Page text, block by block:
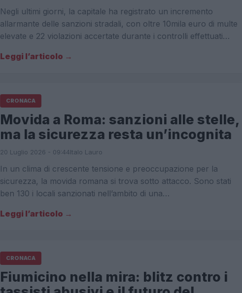
Negli ultimi giorni, la capitale ha registrato un incremento
allarmante delle sanzioni stradali, con oltre 10mila euro di multe
elevate e 22 violazioni accertate durante i controlli effettuati…
Leggi l’articolo →
CRONACA
Movida a Roma: sanzioni alle stelle,
ma la sicurezza resta un’incognita
20 Luglio 2026 - 09:44Italo Lauro
In un clima di crescente tensione e preoccupazione per la
sicurezza, la movida romana si trova sotto attacco. Sono stati
ben 130 i locali sanzionati nell’ambito di una…
Leggi l’articolo →
CRONACA
Fiumicino nella mira: blitz contro i